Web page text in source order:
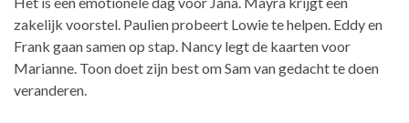
zakelijk voorstel. Paulien probeert Lowie te helpen. Eddy en
Frank gaan samen op stap. Nancy legt de kaarten voor
Marianne. Toon doet zijn best om Sam van gedacht te doen
veranderen.